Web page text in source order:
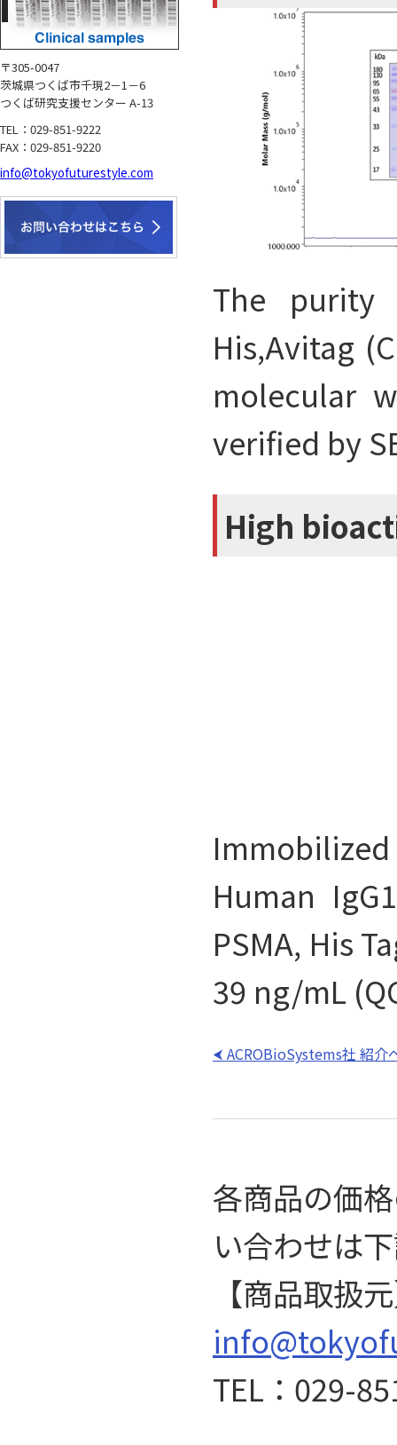
The purity
His,Avitag
molecular
verified by
High
Human
PSMA, His
39 ng/mL
ACROBioSystems社 紹介
各商品の価
い合わせは
【商品取扱
TEL：029-
〒305-0047
茨城県つくば市千現2－1－6
つくば研究支援センター A-13
TEL：029-851-9222
FAX：029-851-9220
info@tokyofuturestyle.com